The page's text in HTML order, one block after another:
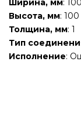
Ширина, мм: 100
Высота, мм: 100
Толщина, мм: 1
Тип
Исполнение: